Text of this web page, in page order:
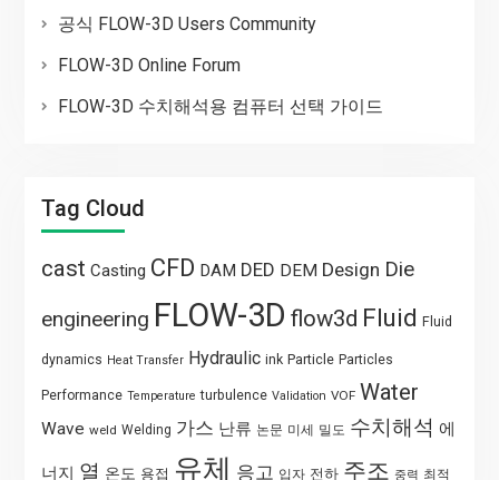
공식 FLOW-3D Users Community
FLOW-3D Online Forum
FLOW-3D 수치해석용 컴퓨터 선택 가이드
Tag Cloud
cast Casting CFD DAM DED DEM Design Die
engineering FLOW-3D flow3d Fluid Fluid
dynamics Heat Transfer Hydraulic ink Particle Particles
Performance Temperature turbulence Validation VOF Water
Wave weld Welding 가스 난류 논문 미세 밀도 수치해석 에
너지 열 온도 용접 유체 응고 입자 전하 주조 중력 최적